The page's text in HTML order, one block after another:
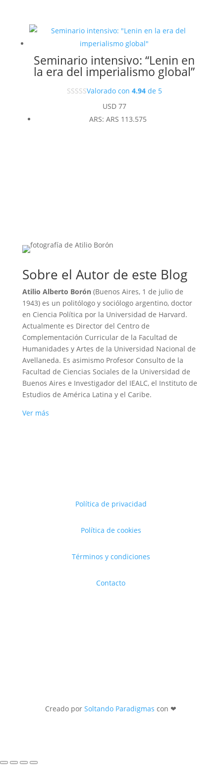
Seminario intensivo: “Lenin en
la era del imperialismo global”
Valorado con 4.94de 5
USD77
ARS: ARS 113.575
Sobre el Autor de este Blog
Atilio Alberto Borón(Buenos Aires, 1 de julio de
1943) es un politólogo y sociólogo argentino, doctor
en Ciencia Política por la Universidad de Harvard.
Actualmente es Director del Centro de
Complementación Curricular de la Facultad de
Humanidades y Artes de la Universidad Nacional de
Avellaneda. Es asimismo Profesor Consulto de la
Facultad de Ciencias Sociales de la Universidad de
Buenos Aires e Investigador del IEALC, el Instituto de
Estudios de América Latina y el Caribe.
Ver más
Política de privacidad
Política de cookies
Términos y condiciones
Contacto
Creado porSoltando Paradigmas con ❤︎